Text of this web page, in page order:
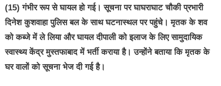
(15) गंभीर रूप से घायल हो गई। सूचना पर घाघराघाट चौकी प्रभारी
दिनेश कुशवाहा पुलिस बल के साथ घटनास्थल पर पहुंचे। मृतक के शव
को कब्जे में ले लिया और घायल दीपाली को इलाज के लिए सामुदायिक
स्वास्थ्य केंद्र मुस्तफाबाद में भर्ती कराया है। उन्होंने बताया कि मृतक के
घर वालों को सूचना भेज दी गई है।